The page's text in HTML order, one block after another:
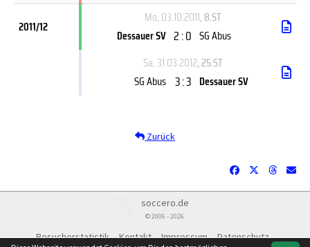
2011/12
Mo, 03.10.2011, 8.ST
Dessauer SV 2 : 0 SG Abus
Sa, 31.03.2012, 25.ST
SG Abus 3 : 3 Dessauer SV
Zurück
soccero.de
© 2006 - 2026
Besucherstatistik Kontakt Impressum
Datenschutz